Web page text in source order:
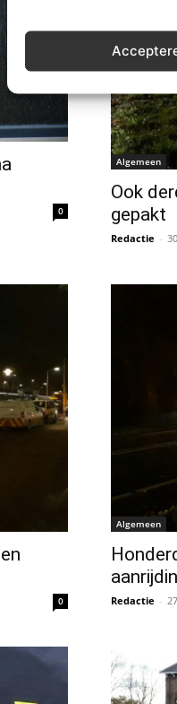
0
Algemeen
Ook
gepakt
Redactie -
0
Algemeen
Redactie -